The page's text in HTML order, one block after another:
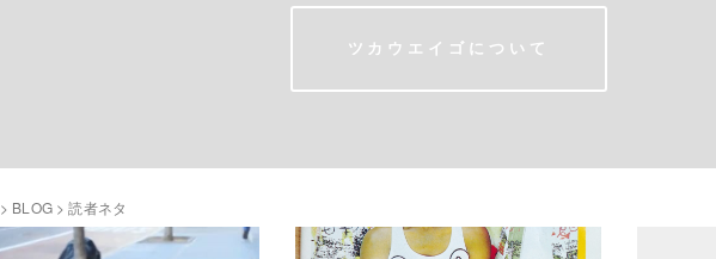
ツカウエイゴについて
> BLOG>読者ネタ